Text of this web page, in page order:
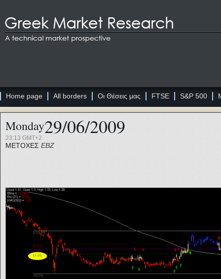
Home page All borders Οι Θέσεις μας FTSE S&P 500
Monday29/06/2009
23:13 GMT+2
ΜΕΤΟΧΕΣ ΕΒΖ